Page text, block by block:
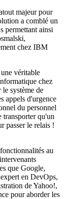
majeur pour
a comblé un
permettant ainsi
chez IBM
véritable
chez
système de
appels d'urgence
du personnel
transporter qu'un
passer le relais !
au
que Google,
en DevOps,
de Yahoo!,
pour aborder les